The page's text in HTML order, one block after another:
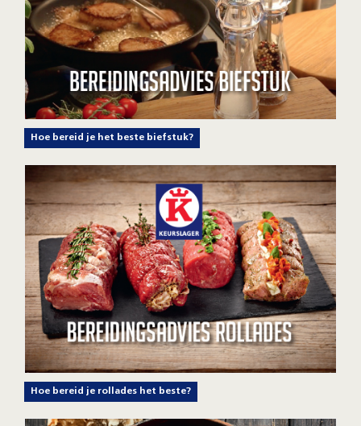
Hoe bereid je het beste biefstuk?
Hoe bereid je rollades het beste?